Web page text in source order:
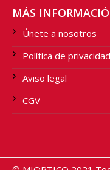
MÁS
Únete a nosotros
Política de privacidad
Aviso legal
CGV